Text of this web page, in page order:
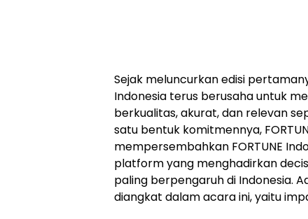
Sejak meluncurkan edisi
Indonesia terus berusaha untuk
berkualitas, akurat, dan relevan
satu bentuk komitmennya,
mempersembahkan FORTUNE
platform yang menghadirkan
paling berpengaruh di Indonesia.
diangkat dalam acara ini, yaitu